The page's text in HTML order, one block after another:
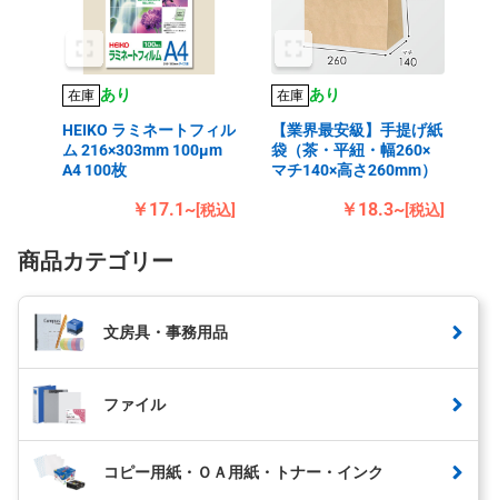
在庫 あり
HEIKO ラミネートフィル
ム 216×303mm 100μm
A4 100枚
￥17.1~[税込]
在庫 あり
【業界最安級】手提げ紙
袋（茶・平紐・幅260×
マチ140×高さ260mm）
￥18.3~[税込]
商品カテゴリー
文房具・事務用品
ファイル
コピー用紙・ＯＡ用紙・トナー・インク